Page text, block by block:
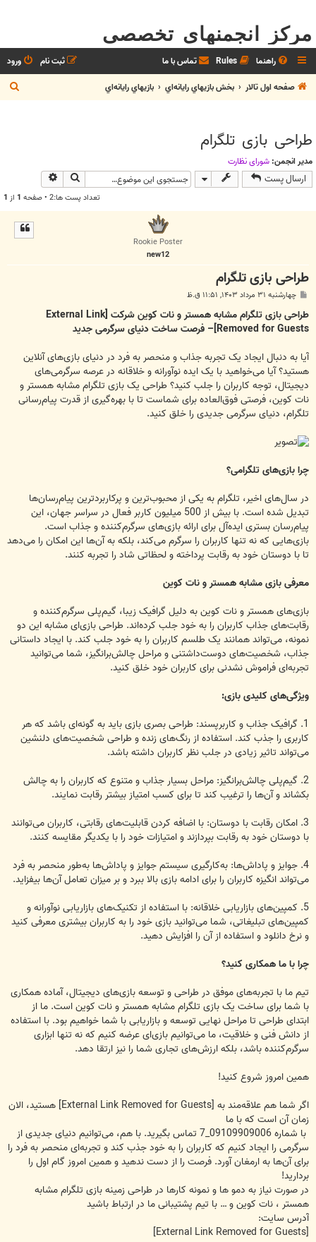
مرکز انجمنهای تخصصی
راهنما Rules تماس با ما ورود
ثبت نام
صفحه اول تالار
بخش بازيهاي رايانه‌اي بازيهاي رايانه‌اي
س
طراحی بازی تلگرام
مدیر انجمن: شوراي نظارت
ارسال پست جستجو
تعداد پست ها:2 • صفحه 1 از 1
Rookie Poster
new12
طراحی بازی تلگرام
س
ت
چهارشنبه ۳۱ مرداد ۱۴۰۳, ۱۱:۵۱ ق.ظ
طراحی بازی تلگرام مشابه همستر و نات کوین شرکت [External Link
Removed for Guests] – فرصت ساخت دنیای سرگرمی جدید
آیا به دنبال ایجاد یک تجربه جذاب و منحصر به فرد در دنیای بازی‌های آنلاین
هستید؟ آیا می‌خواهید با یک ایده نوآورانه و خلاقانه در عرصه سرگرمی‌های
دیجیتال، توجه کاربران را جلب کنید؟ طراحی یک بازی تلگرام مشابه همستر و
نات کوین، فرصتی فوق‌العاده برای شماست تا با بهره‌گیری از قدرت پیام‌رسانی
تلگرام، دنیای سرگرمی جدیدی را خلق کنید.
چرا بازی‌های تلگرامی؟
در سال‌های اخیر، تلگرام به یکی از محبوب‌ترین و پرکاربردترین پیام‌رسان‌ها
تبدیل شده است. با بیش از 500 میلیون کاربر فعال در سراسر جهان، این
پیام‌رسان بستری ایده‌آل برای ارائه بازی‌های سرگرم‌کننده و جذاب است.
بازی‌هایی که نه تنها کاربران را سرگرم می‌کند، بلکه به آن‌ها این امکان را می‌دهد
تا با دوستان خود به رقابت پرداخته و لحظاتی شاد را تجربه کنند.
معرفی بازی مشابه همستر و نات کوین
بازی‌های همستر و نات کوین به دلیل گرافیک زیبا، گیم‌پلی سرگرم‌کننده و
رقابت‌های جذاب کاربران را به خود جلب کرده‌اند. طراحی بازی‌ای مشابه این دو
نمونه، می‌تواند همانند یک طلسم کاربران را به خود جلب کند. با ایجاد داستانی
جذاب، شخصیت‌های دوست‌داشتنی و مراحل چالش‌برانگیز، شما می‌توانید
تجربه‌ای فراموش نشدنی برای کاربران خود خلق کنید.
ویژگی‌های کلیدی بازی:
1. گرافیک جذاب و کاربرپسند: طراحی بصری بازی باید به گونه‌ای باشد که هر
کاربری را جذب کند. استفاده از رنگ‌های زنده و طراحی شخصیت‌های دلنشین
می‌تواند تاثیر زیادی در جلب نظر کاربران داشته باشد.
2. گیم‌پلی چالش‌برانگیز: مراحل بسیار جذاب و متنوع که کاربران را به چالش
بکشاند و آن‌ها را ترغیب کند تا برای کسب امتیاز بیشتر رقابت نمایند.
3. امکان رقابت با دوستان: با اضافه کردن قابلیت‌های رقابتی، کاربران می‌توانند
با دوستان خود به رقابت بپردازند و امتیازات خود را با یکدیگر مقایسه کنند.
4. جوایز و پاداش‌ها: به‌کارگیری سیستم جوایز و پاداش‌ها به‌طور منحصر به فرد
می‌تواند انگیزه کاربران را برای ادامه بازی بالا ببرد و بر میزان تعامل آن‌ها بیفزاید.
5. کمپین‌های بازاریابی خلاقانه: با استفاده از تکنیک‌های بازاریابی نوآورانه و
کمپین‌های تبلیغاتی، شما می‌توانید بازی خود را به کاربران بیشتری معرفی کنید
و نرخ دانلود و استفاده از آن را افزایش دهید.
چرا با ما همکاری کنید؟
تیم ما با تجربه‌های موفق در طراحی و توسعه بازی‌های دیجیتال، آماده همکاری
با شما برای ساخت یک بازی تلگرام مشابه همستر و نات کوین است. ما از
ابتدای طراحی تا مراحل نهایی توسعه و بازاریابی با شما خواهیم بود. با استفاده
از دانش فنی و خلاقیت، ما می‌توانیم بازی‌ای عرضه کنیم که نه تنها ابزاری
سرگرم‌کننده باشد، بلکه ارزش‌های تجاری شما را نیز ارتقا دهد.
همین امروز شروع کنید!
اگر شما هم علاقه‌مند به [External Link Removed for Guests]
هستید، الان
زمان آن است که با ما
با شماره 09109909006_7 تماس بگیرید. با هم، می‌توانیم دنیای جدیدی از
سرگرمی را ایجاد کنیم که کاربران را به خود جذب کند و تجربه‌ای منحصر به فرد را
برای آن‌ها به ارمغان آورد. فرصت را از دست ندهید و همین امروز گام اول را
بردارید!
در صورت نیاز به دمو ها و نمونه کارها در طراحی زمینه بازی تلگرام مشابه
همستر ، نات کوین و … با تیم پشتیبانی ما در ارتباط باشید
آدرس سایت:
[External Link Removed for Guests]